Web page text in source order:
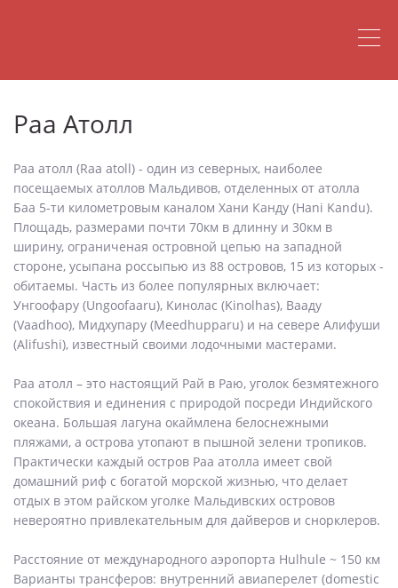
Раа Атолл
Раа атолл (Raa atoll) - один из северных, наиболее
посещаемых атоллов Мальдивов, отделенных от атолла
Баа 5-ти километровым каналом Хани Канду (Hani Kandu).
Площадь, размерами почти 70км в длинну и 30км в
ширину, ограниченая островной цепью на западной
стороне, усыпана россыпью из 88 островов, 15 из которых -
обитаемы. Часть из более популярных включает:
Унгоофару (Ungoofaaru), Кинолас (Kinolhas), Вааду
(Vaadhoo), Мидхупару (Meedhupparu) и на севере Алифуши
(Alifushi), известный своими лодочными мастерами.
Раа атолл – это настоящий Рай в Раю, уголок безмятежного
спокойствия и единения с природой посреди Индийского
океана. Большая лагуна окаймлена белоснежными
пляжами, а острова утопают в пышной зелени тропиков.
Практически каждый остров Раа атолла имеет свой
домашний риф с богатой морской жизнью, что делает
отдых в этом райском уголке Мальдивских островов
невероятно привлекательным для дайверов и снорклеров.
Расстояние от международного аэропорта Hulhule ~ 150 км
Варианты трансферов: внутренний авиаперелет (domestic